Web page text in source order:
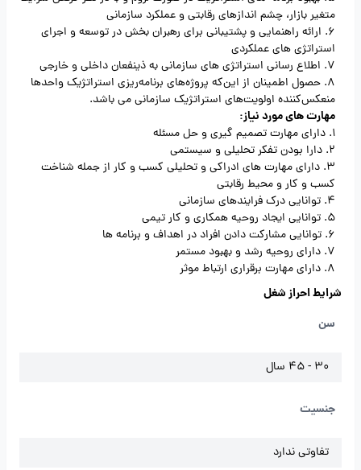
متغیر بازار، چشم اندازهای رقابتی و عملکرد سازمانی
6. ارائه راهنمایی و پشتیبانی برای رهبران بخش در توسعه و اجرای
استراتژی های عملکردی
7. اطلاع رسانی استراتژی های سازمانی به ذینفعان داخلی و خارجی
8. حصول اطمینان از این‌که پروژه‌های برنامه‌ریزی استراتژیک واحدها
منعکس‌کننده اولویت‌های استراتژیک سازمانی می باشد.
مهارت های مورد نیاز:
1. دارای مهارت تصمیم گیری و حل مسئله
2. دارا بودن تفکر تحلیلی و سیستمی
3. دارای مهارت های ادراکی و تحلیلی کسب و کار از جمله شناخت
کسب و کار و محیط رقابتی
4. توانایی درک فرایندهای سازمانی
5. توانایی ایجاد روحیه همکاری و کار تیمی
6. توانایی مشارکت دادن افراد در اهداف و برنامه ها
7. دارای روحیه رشد و بهبود مستمر
8. دارای مهارت برقراری ارتباط موثر
شرایط احراز شغل
سن
30 - 45 سال
جنسیت
تفاوتی ندارد